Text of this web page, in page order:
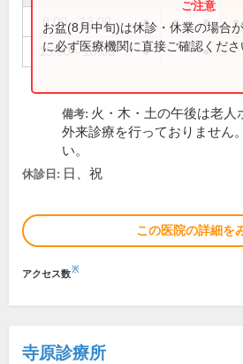
9:00～13:00 ● ● ● ●
15:00～18:00 ● ●
お盆(8月中旬)は休診・休業の場合
に必ず医療機関に直接ご確認くださ
備考: 火・木・土の午後は老人
外来診療を行っておりません
い。
休診日: 日、祝
この医院の詳細を
アクセス数※
寺原診療所